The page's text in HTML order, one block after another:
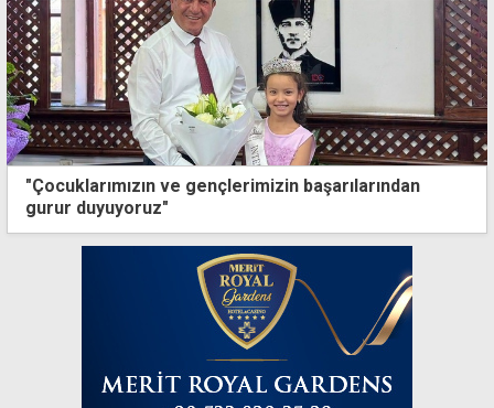
"Çocuklarımızın ve gençlerimizin başarılarından
gurur duyuyoruz"